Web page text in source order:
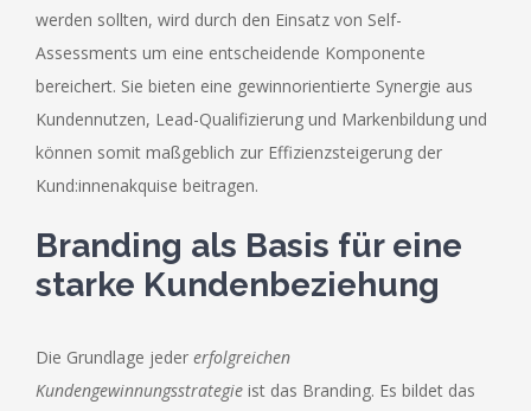
werden sollten, wird durch den Einsatz von Self-
Assessments um eine entscheidende Komponente
bereichert. Sie bieten eine gewinnorientierte Synergie aus
Kundennutzen, Lead-Qualifizierung und Markenbildung und
können somit maßgeblich zur Effizienzsteigerung der
Kund:innenakquise beitragen.
Branding als Basis für eine
starke Kundenbeziehung
Die Grundlage jeder erfolgreichen
Kundengewinnungsstrategie ist das Branding. Es bildet das